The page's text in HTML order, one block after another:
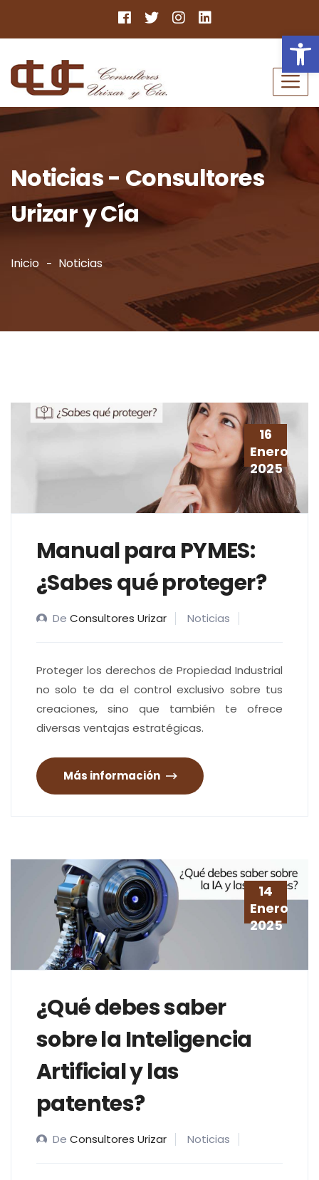
Noticias - Consultores
Urizar y Cía
Inicio Noticias
16
Enero
2025
Manual para PYMES:
¿Sabes qué proteger?
De Consultores Urizar Noticias
Proteger los derechos de Propiedad Industrial
no solo te da el control exclusivo sobre tus
creaciones, sino que también te ofrece
diversas ventajas estratégicas.
Más información
14
Enero
2025
¿Qué debes saber
sobre la Inteligencia
Artificial y las
patentes?
De Consultores Urizar Noticias